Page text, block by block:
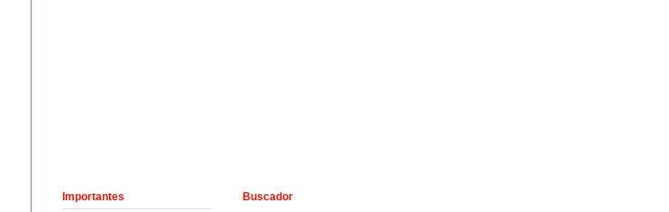
Buscador
Importantes